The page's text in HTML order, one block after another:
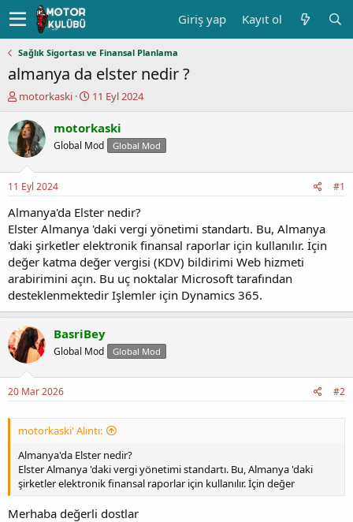
Giriş yap Kayıt ol
Sağlık Sigortası ve Finansal Planlama
almanya da elster nedir ?
K
n
u
y
b
a
ş
a
t
a
n
motorkaski
B
ş
a
ç
t
a
r
i
h
i
11 Eyl 2024
motorkaski
Global Mod Global Mod
11 Eyl 2024 #1
Almanya'da Elster nedir?
Elster Almanya 'daki vergi yönetimi standartı. Bu, Almanya
'daki şirketler elektronik finansal raporlar için kullanılır. İçin
değer katma değer vergisi (KDV) bildirimi Web hizmeti
arabirimini açın. Bu uç noktalar Microsoft tarafından
desteklenmektedir Işlemler için Dynamics 365.
BasriBey
Global Mod Global Mod
20 Mar 2026 #2
motorkaski' Alıntı:
Almanya'da Elster nedir?
Elster Almanya 'daki vergi yönetimi standartı. Bu, Almanya 'daki
şirketler elektronik finansal raporlar için kullanılır. İçin değer
Merhaba değerli dostlar